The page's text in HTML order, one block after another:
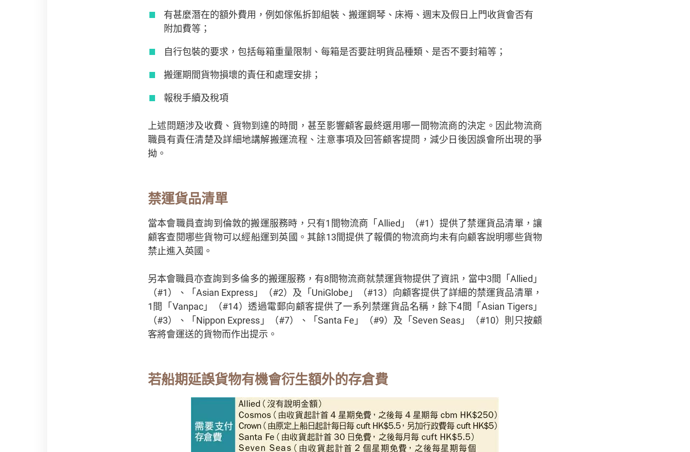
有甚麼潛在的額外費用，例如傢俬拆卸組裝、搬運鋼琴、床褥、週末及假日上門收貨會否有
附加費等；
自行包裝的要求，包括每箱重量限制、每箱是否要註明貨品種類、是否不要封箱等；
搬運期間貨物損壞的責任和處理安排；
報稅手續及稅項
上述問題涉及收費、貨物到達的時間，甚至影響顧客最終選用哪一間物流商的決定。因此物流商
職員有責任清楚及詳細地講解搬運流程、注意事項及回答顧客提問，減少日後因誤會所出現的爭
拗。
禁運貨品清單
當本會職員查詢到倫敦的搬運服務時，只有1間物流商「Allied」（#1）提供了禁運貨品清單，讓
顧客查閱哪些貨物可以經船運到英國。其餘13間提供了報價的物流商均未有向顧客說明哪些貨物
禁止進入英國。
另本會職員亦查詢到多倫多的搬運服務，有8間物流商就禁運貨物提供了資訊，當中3間「Allied」
（#1）、「Asian Express」（#2）及「UniGlobe」（#13）向顧客提供了詳細的禁運貨品清單，
1間「Vanpac」（#14）透過電郵向顧客提供了一系列禁運貨品名稱，餘下4間「Asian Tigers」
（#3）、「Nippon Express」（#7）、「Santa Fe」（#9）及「Seven Seas」（#10）則只按顧
客將會運送的貨物而作出提示。
若船期延誤貨物有機會衍生額外的存倉費